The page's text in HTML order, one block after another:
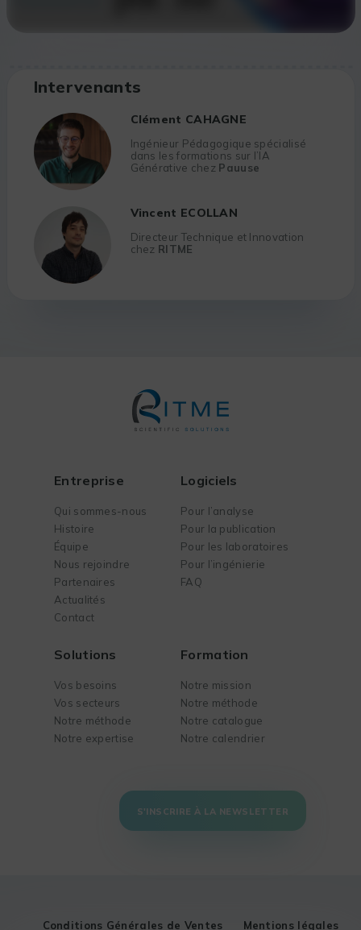
Intervenants
Clément CAHAGNE
Ingénieur Pédagogique spécialisé
dans les formations sur l’IA
Générative chez Pauuse
Vincent ECOLLAN
Directeur Technique et Innovation
chez RITME
Entreprise
Qui sommes-nous
Histoire
Équipe
Nous rejoindre
Partenaires
Actualités
Contact
Logiciels
Pour l’analyse
Pour la publication
Pour les laboratoires
Pour l’ingénierie
FAQ
Solutions
Vos besoins
Vos secteurs
Notre méthode
Notre expertise
Formation
Notre mission
Notre méthode
Notre catalogue
Notre calendrier
S'INSCRIRE À LA NEWSLETTER
Conditions Générales de Ventes Mentions légales